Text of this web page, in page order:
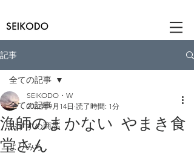
記事
全ての記事
おすすめ商品
よりみち
全ての記事
漁師のまかない やまき食
堂さん
SEIKODO・W
2022年9月14日 読了時間: 1分